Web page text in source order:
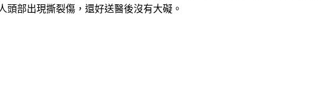
頭部出現撕裂傷，還好送醫後沒有大礙。